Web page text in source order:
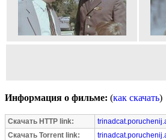
Информация о фильме: (как скачать)
Скачать HTTP link:
Скачать Torrent link: